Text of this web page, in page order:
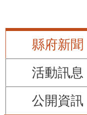
縣府新聞
活動訊息
公開資訊